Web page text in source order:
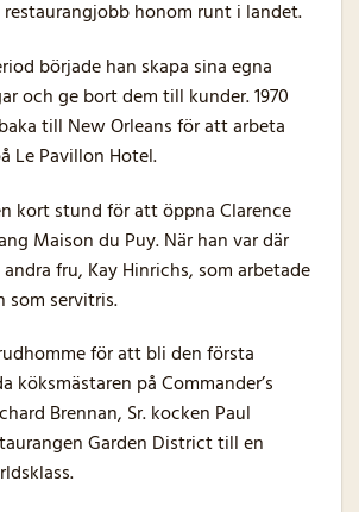
honom runt i landet.
började han skapa sina egna
och ge bort dem till kunder. 1970
till New Orleans för att arbeta
Le Pavillon Hotel.
kort stund för att öppna Clarence
Maison du Puy. När han var där
fru, Kay Hinrichs, som arbetade
som servitris.
för att bli den första
köksmästaren på Commander’s
Brennan, Sr. kocken Paul
Garden District till en